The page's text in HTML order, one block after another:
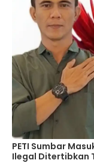
PETI Sumbar
Ilegal Ditertibkan